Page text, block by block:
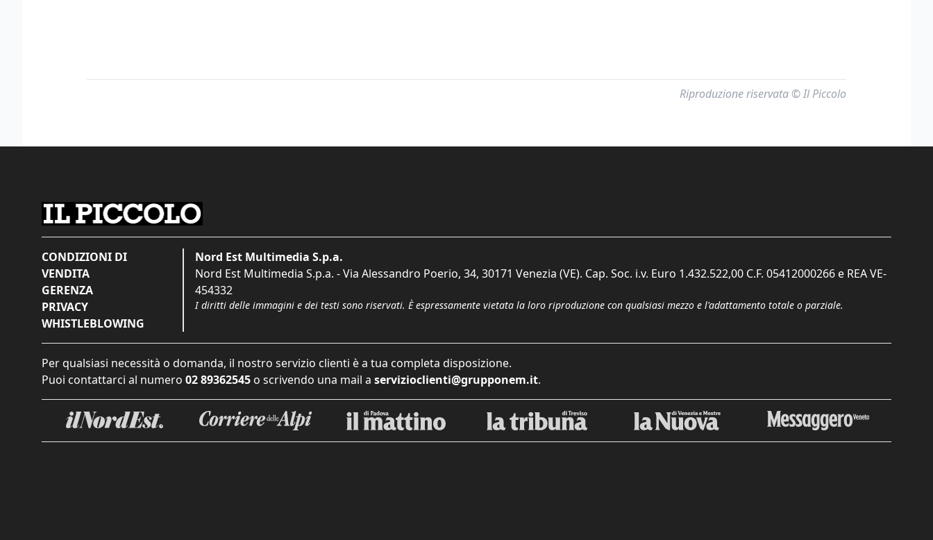
Riproduzione riservata © Il Piccolo
CONDIZIONI DI
VENDITA
GERENZA
PRIVACY
WHISTLEBLOWING
Nord Est Multimedia S.p.a.
Nord Est Multimedia S.p.a. - Via Alessandro Poerio, 34, 30171 Venezia (VE). Cap. Soc. i.v. Euro 1.432.522,00 C.F. 05412000266 e REA VE-
454332
I diritti delle immagini e dei testi sono riservati. È espressamente vietata la loro riproduzione con qualsiasi mezzo e l'adattamento totale o parziale.
Per qualsiasi necessità o domanda, il nostro servizio clienti è a tua completa disposizione.
Puoi contattarci al numero 02 89362545 o scrivendo una mail a servizioclienti@grupponem.it.